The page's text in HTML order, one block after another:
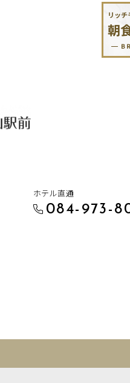
ホテル直通
084-973-